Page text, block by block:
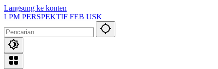
Langsung ke konten
LPM PERSPEKTIF FEB USK